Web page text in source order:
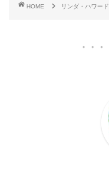
HOME リンダ・ハワード